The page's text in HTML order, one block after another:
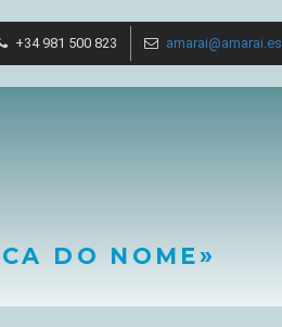
+34 981 500 823 amarai@amarai.es
DO NOME»